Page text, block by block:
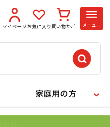
マイページ お気に入り 買い物かご メニュー
家庭用の方